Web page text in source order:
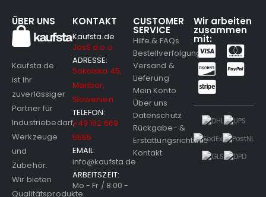
ÜBER UNS
Kaufsta.de
ist Ihr
zuverlässiger
Partner für
Industriebedarf,
Werkzeuge
und
Zubehör.
Wir bieten
Qualitätsprodukte
KONTAKT
Kaufsta.de
JosS d.o.o.
ADRESSE:
Sokolska 45,
Maribor,
Slowenien
TELEFON:
+49 162 669
5555
EMAIL:
info@kaufsta.de
ARBEITSZEIT:
Mo - Fr / 8:00 -
CUSTOMER
SERVICE
Hilfe & FAQs
Bestellverfolgung
Versand &
Lieferung
Mein Konto
Über uns
Datenschutz
Rückgabe- &
Erstattungsrichtlinie
Kontakt
Wir arbeiten
zusammen
mit: